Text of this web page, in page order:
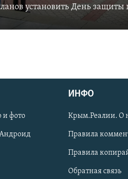
установить День
и фото
ИНФО
Крым.Реалии. О
Правила
Правила
Обратная связь